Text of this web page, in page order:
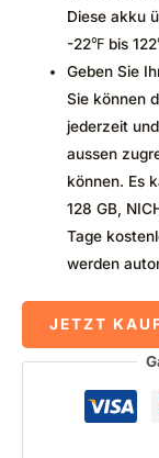
Diese akku
-22℉ bis
Geben Sie
Sie können
jederzeit
aussen
können. Es
128 GB,
Tage
werden
JETZT